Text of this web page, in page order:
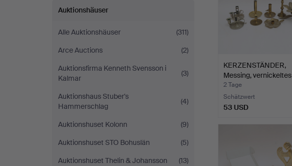
Auktionshäuser
Alle Auktionshäuser
(311)
Arce Auctions
(2)
Auktionsfirma Kenneth Svensson i
Kalmar
(3)
Auktionshaus Stuber's
Hammerschlag
(4)
Auktionshuset Kolonn
(9)
Auktionshuset STO Bohuslän
(5)
Auktionshuset Thelin & Johansson
(13)
KERZENSTÄNDER,
Messing, vernickeltes
Metal…
2 Tage
Schätzwert
53 USD